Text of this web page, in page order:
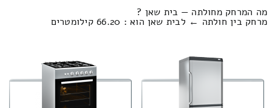
מה המרחק מחולתה — בית שאן ?
מרחק בין חולתה ← לבית שאן הוא : 66.20 קילומטרים